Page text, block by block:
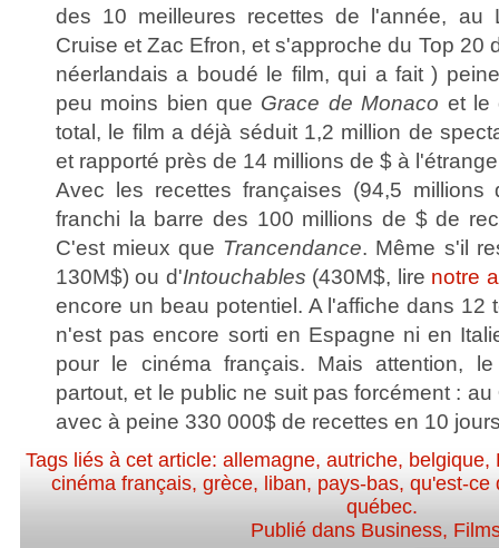
des 10 meilleures recettes de l'année, au
Cruise et Zac Efron, et s'approche du Top 20
néerlandais a boudé le film, qui a fait )
peu moins bien que Grace de Monaco et le
total, le film a déjà séduit 1,2 million de
et rapporté près de 14 millions de $ à
Avec les recettes françaises (94,5
franchi la barre des 100 millions de $ de
C'est mieux que Trancendance. Même s'il
130M$) ou d'Intouchables (430M$, lire notre
encore un beau potentiel. A l'affiche dans 12
n'est pas encore sorti en Espagne ni en
pour le cinéma français. Mais attention,
partout, et le public ne suit pas forcément : au
avec à peine 330 000$ de recettes en 10
Tags liés à cet article:allemagne,autriche, belgique,
cinéma français,grèce, liban, pays-bas,qu'est-ce
québec.
Publié dans Business,